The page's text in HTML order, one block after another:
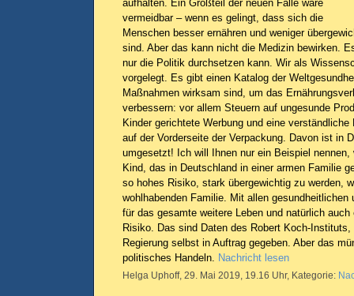
aufhalten. Ein Großteil der neuen Fälle wäre
vermeidbar – wenn es gelingt, dass sich die
Menschen besser ernähren und weniger
sind. Aber das kann nicht die Medizin bewirken.
nur die Politik durchsetzen kann. Wir als
vorgelegt. Es gibt einen Katalog der
Maßnahmen wirksam sind, um das
verbessern: vor allem Steuern auf ungesunde
Kinder gerichtete Werbung und eine verständliche
auf der Vorderseite der Verpackung. Davon ist in
umgesetzt! Ich will Ihnen nur ein Beispiel
Kind, das in Deutschland in einer armen Familie
so hohes Risiko, stark übergewichtig zu werden,
wohlhabenden Familie. Mit allen gesundheitlichen
für das gesamte weitere Leben und natürlich
Risiko. Das sind Daten des Robert Koch-
Regierung selbst in Auftrag gegeben. Aber das
politisches Handeln. Nachricht lesen
Helga Uphoff, 29. Mai 2019, 19.16 Uhr, Kategorie: